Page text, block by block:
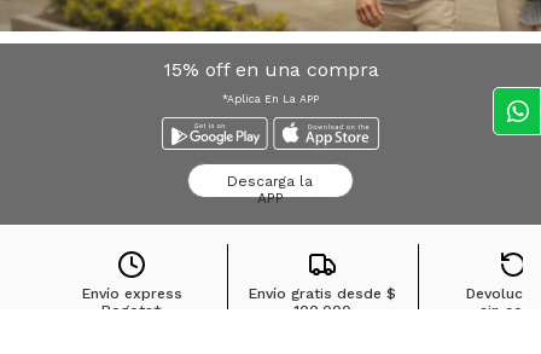
15% off en una compra
*Aplica En La APP
Descarga la
APP
Envío express
Bogota*
Envío gratis desde$
100.000
sin